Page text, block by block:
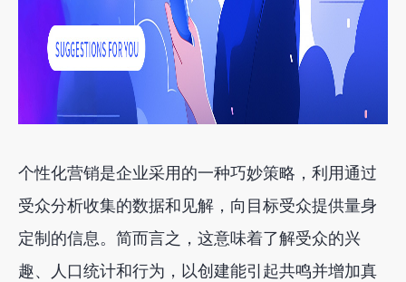
个性化营销是企业采用的一种巧妙策略，利用通过
受众分析收集的数据和见解，向目标受众提供量身
定制的信息。简而言之，这意味着了解受众的兴
趣、人口统计和行为，以创建能引起共鸣并增加真